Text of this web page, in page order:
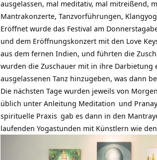
ausgelassen, mal meditativ, mal mitreißend,
Mantrakonzerte, Tanzvorführungen,
Eröffnet wurde das Festival am
und dem Eröffnungskonzert mit den Love
aus dem fernen Indien, und führten die
wurden die Zuschauer mit in ihre Darbietung
ausgelassenen Tanz hinzugeben, was dann
Die nächsten Tage wurden jeweils von
üblich unter Anleitung Meditation und
spirituelle Praxis gab es dann in den
laufenden Yogastunden mit Künstlern wie den